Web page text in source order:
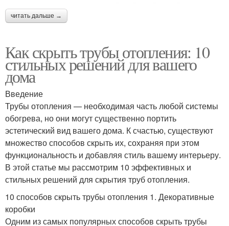
читать дальше →
Как скрыть трубы отопления: 10
стильных решений для вашего
дома
Введение
Трубы отопления — необходимая часть любой системы
обогрева, но они могут существенно портить
эстетический вид вашего дома. К счастью, существуют
множество способов скрыть их, сохраняя при этом
функциональность и добавляя стиль вашему интерьеру.
В этой статье мы рассмотрим 10 эффективных и
стильных решений для скрытия труб отопления.
10 способов скрыть трубы отопления 1. Декоративные
коробки
Одним из самых популярных способов скрыть трубы